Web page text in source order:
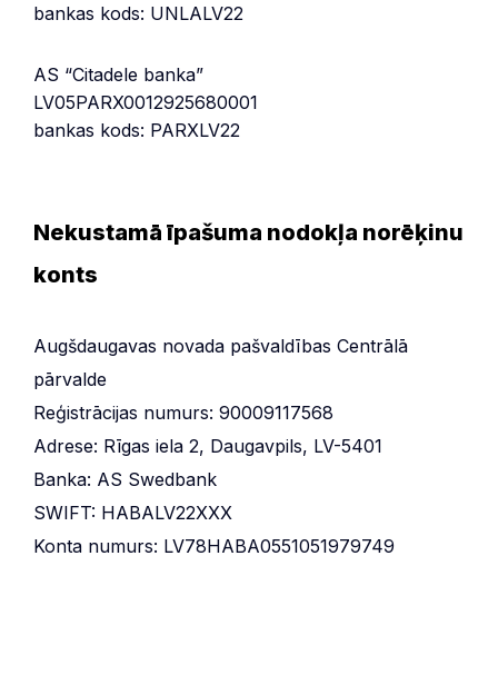
bankas kods: UNLALV22
AS “Citadele banka”
LV05PARX0012925680001
bankas kods: PARXLV22
Nekustamā īpašuma nodokļa norēķinu
konts
Augšdaugavas novada pašvaldības Centrālā
pārvalde
Reģistrācijas numurs: 90009117568
Adrese: Rīgas iela 2, Daugavpils, LV-5401
Banka: AS Swedbank
SWIFT: HABALV22XXX
Konta numurs: LV78HABA0551051979749